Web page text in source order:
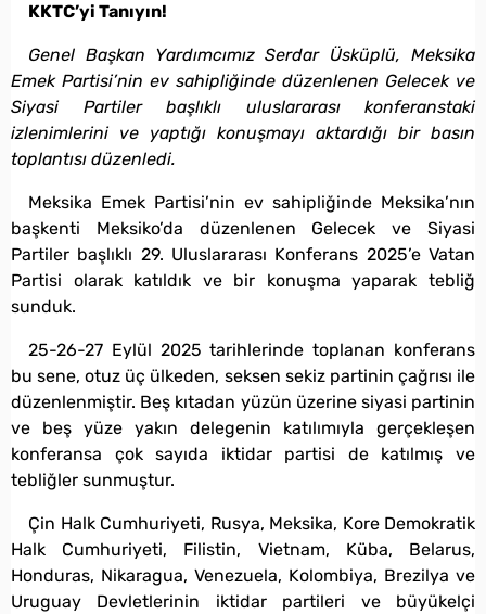
KKTC’yi Tanıyın!
Genel Başkan Yardımcımız Serdar Üsküplü, Meksika
Emek Partisi’nin ev sahipliğinde düzenlenen Gelecek ve
Siyasi Partiler başlıklı uluslararası konferanstaki
izlenimlerini ve yaptığı konuşmayı aktardığı bir basın
toplantısı düzenledi.
Meksika Emek Partisi’nin ev sahipliğinde Meksika’nın
başkenti Meksiko’da düzenlenen Gelecek ve Siyasi
Partiler başlıklı 29. Uluslararası Konferans 2025’e Vatan
Partisi olarak katıldık ve bir konuşma yaparak tebliğ
sunduk.
25-26-27 Eylül 2025 tarihlerinde toplanan konferans
bu sene, otuz üç ülkeden, seksen sekiz partinin çağrısı ile
düzenlenmiştir. Beş kıtadan yüzün üzerine siyasi partinin
ve beş yüze yakın delegenin katılımıyla gerçekleşen
konferansa çok sayıda iktidar partisi de katılmış ve
tebliğler sunmuştur.
Çin Halk Cumhuriyeti, Rusya, Meksika, Kore Demokratik
Halk Cumhuriyeti, Filistin, Vietnam, Küba, Belarus,
Honduras, Nikaragua, Venezuela, Kolombiya, Brezilya ve
Uruguay Devletlerinin iktidar partileri ve büyükelçi